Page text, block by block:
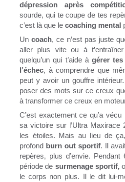
dépression après
sourde, qui te coupe de tes
c’est là que le coaching mental
Uncoach, ce n’est pas juste
aller plus vite ou à
quelqu’un qui t’aide à gérer
l’échec, à comprendre que
peut y avoir un gouffre
poser des mots sur ce creux
à transformer ce creux en
C’est exactement ce qu’a vécu
sa victoire sur l’Ultra Maxirace
les étoiles. Mais au lieu de
profond burn out sportif. Il
repères, plus d’envie.
période de surmenage sportif,
le corps non plus. Il le dit lui-